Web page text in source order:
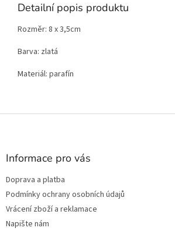
Detailní popis produktu
Rozměr: 8 x 3,5cm
Barva: zlatá
Materiál: parafín
Z
Informace pro vás
Doprava a platba
Podmínky ochrany osobních údajů
Vrácení zboží a reklamace
Napište nám